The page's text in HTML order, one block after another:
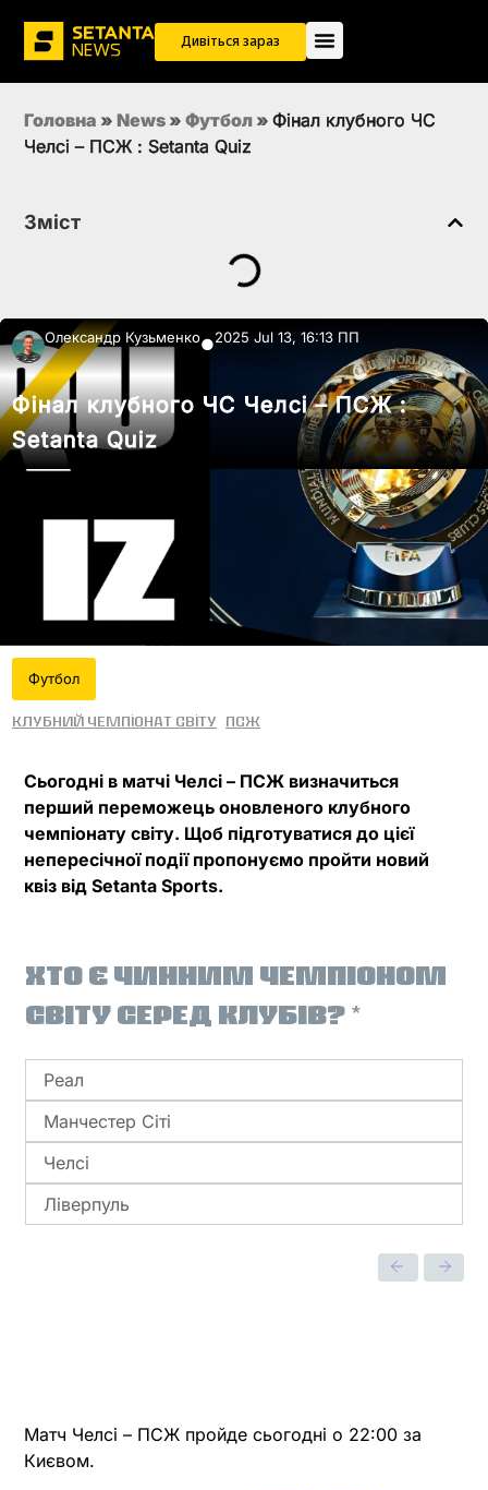
Дивіться зараз
Головна » News » Футбол » Фінал клубного ЧС
Челсі – ПСЖ : Setanta Quiz
Зміст
Олександр Кузьменко●2025 Jul 13, 16:13 ПП
Фінал клубного ЧС Челсі – ПСЖ :
Setanta Quiz
Футбол
Клубний чемпіонат світу ПСЖ
Сьогодні в матчі Челсі – ПСЖ визначиться
перший переможець оновленого клубного
чемпіонату світу. Щоб підготуватися до цієї
непересічної події пропонуємо пройти новий
квіз від Setanta Sports.
КЧС
-
ХТО Є ЧИННИМ ЧЕМПІОНОМ
СВІТУ СЕРЕД КЛУБІВ? *
Реал
Манчестер Сіті
Челсі
Ліверпуль
Матч Челсі – ПСЖ пройде сьогодні о 22:00 за
Києвом.